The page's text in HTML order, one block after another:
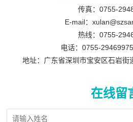
传真：0755-
E-mail：
热线：0755-
电话：0755-
地址：广东省深圳市宝安区石岩街
在线留